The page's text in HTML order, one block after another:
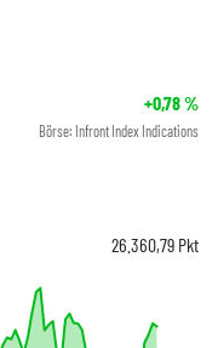
+0,78%
Börse: Infront Index Indications
26.360,79 Pkt